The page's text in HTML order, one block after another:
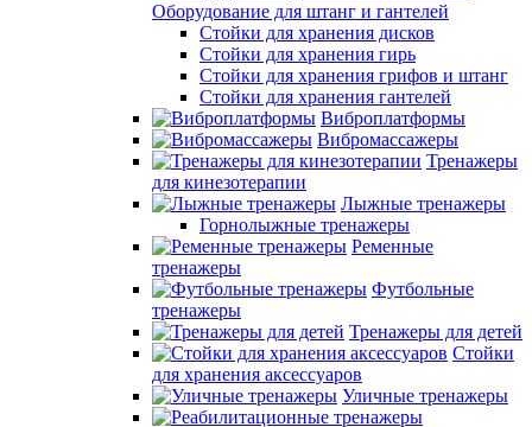
Оборудование для штанг и гантелей
Стойки для хранения дисков
Стойки для хранения гирь
Стойки для хранения грифов и штанг
Стойки для хранения гантелей
Виброплатформы
Вибромассажеры
Тренажеры
для кинезотерапии
Лыжные тренажеры
Горнолыжные тренажеры
Ременные
тренажеры
Футбольные
тренажеры
Тренажеры для детей
Стойки
для хранения аксессуаров
Уличные тренажеры